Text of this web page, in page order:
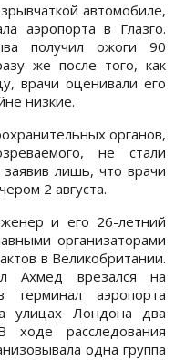
автомобиле,
аэропорта в Глазго.
получил ожоги 90
же после того, как
врачи оценивали его
низкие.
органов,
не стали
лишь, что врачи
2 августа.
и его 26-летний
организаторами
в Великобритании.
Ахмед врезался на
терминал аэропорта
улицах Лондона два
ходе расследования
одна группа